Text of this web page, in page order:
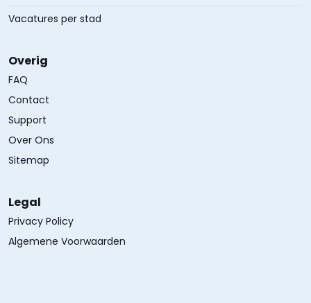
Vacatures per stad
Overig
FAQ
Contact
Support
Over Ons
Sitemap
Legal
Privacy Policy
Algemene Voorwaarden